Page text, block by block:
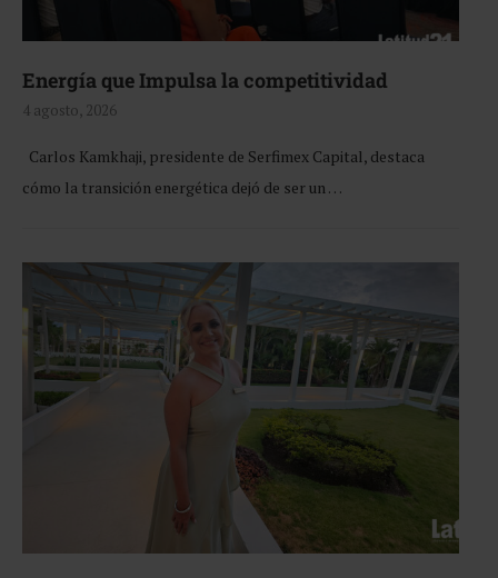
Energía que Impulsa la competitividad
4 agosto, 2026
Carlos Kamkhaji, presidente de Serfimex Capital, destaca
cómo la transición energética dejó de ser un …